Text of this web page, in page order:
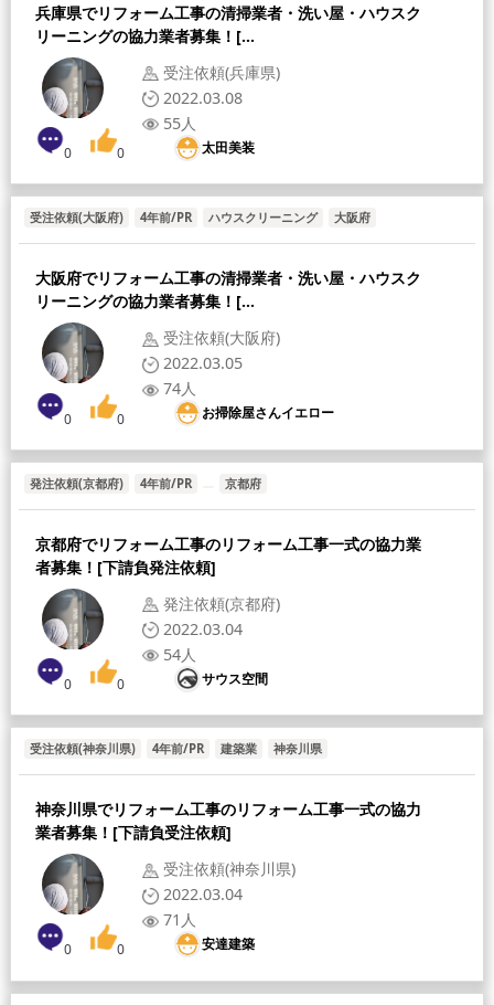
兵庫県でリフォーム工事の清掃業者・洗い屋・ハウスク
リーニングの協力業者募集！[...
受注依頼(兵庫県)
2022.03.08
55人
太田美装
0 0
受注依頼(大阪府) 4年前/PR ハウスクリーニング 大阪府
大阪府でリフォーム工事の清掃業者・洗い屋・ハウスク
リーニングの協力業者募集！[...
受注依頼(大阪府)
2022.03.05
74人
お掃除屋さんイエロー
0 0
発注依頼(京都府) 4年前/PR 京都府
京都府でリフォーム工事のリフォーム工事一式の協力業
者募集！[下請負発注依頼]
発注依頼(京都府)
2022.03.04
54人
サウス空間
0 0
受注依頼(神奈川県) 4年前/PR 建築業 神奈川県
神奈川県でリフォーム工事のリフォーム工事一式の協力
業者募集！[下請負受注依頼]
受注依頼(神奈川県)
2022.03.04
71人
安達建築
0 0